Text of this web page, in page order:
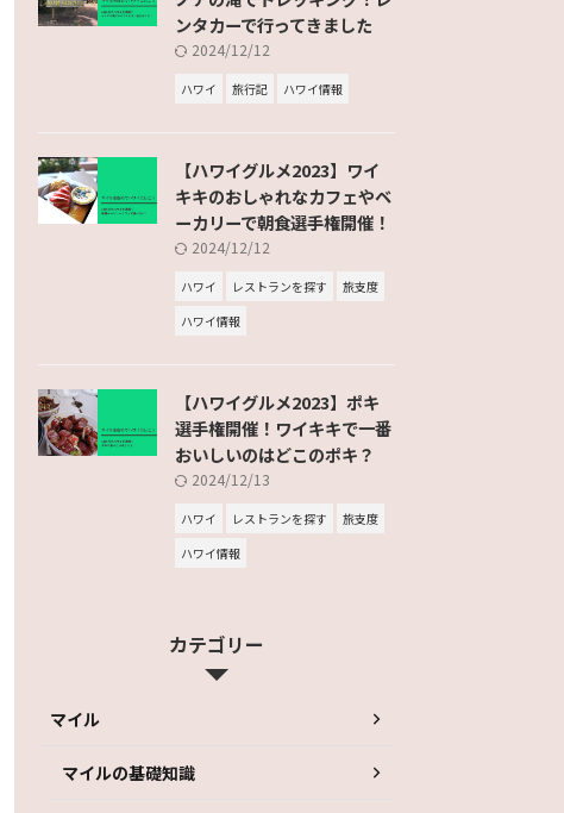
ンタカーで行ってきました
2024/12/12
ハワイ 旅行記 ハワイ情報
【ハワイグルメ2023】ワイ
キキのおしゃれなカフェやベ
ーカリーで朝食選手権開催！
2024/12/12
ハワイ レストランを探す
旅支度
ハワイ情報
【ハワイグルメ2023】ポキ
選手権開催！ワイキキで一番
おいしいのはどこのポキ？
2024/12/13
ハワイ レストランを探す
旅支度
ハワイ情報
カテゴリー
マイル
マイルの基礎知識